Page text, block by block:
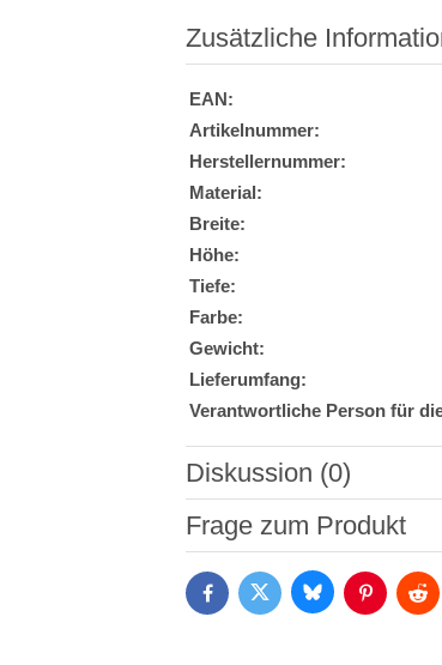
Zusätzliche
EAN:
Artikelnummer:
Herstellernummer:
Material:
Breite:
Höhe:
Tiefe:
Farbe:
Gewicht:
Lieferumfang:
Verantwortliche Person für
Diskussion (0)
Neuer Kommentar
Frage zum Produkt
FacebookTwitter BlueskyPinterest